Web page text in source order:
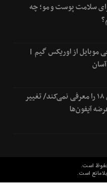
سلامت پوست و مو؛ چه
از اوریکس گیم |
اپل امسال آیفون ۱۸ را معرفی نمی‌کند/ تغییر
آیفون‌ها
است.
است.